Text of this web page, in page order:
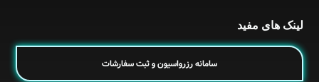
لینک های مفید
سامانه رزرواسیون و ثبت سفارشات